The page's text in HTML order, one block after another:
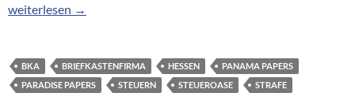
„Panama Papers“: Bisher 72 Millionen Mehreinnahmen durch
weiterlesen →
BKA BRIEFKASTENFIRMA HESSEN
PANAMA PAPERS
PARADISE PAPERS
STEUERN STEUEROASE STRAFE